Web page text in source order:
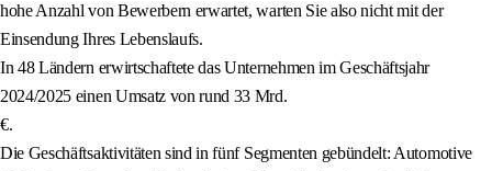
hohe Anzahl von Bewerbern erwartet, warten Sie also nicht mit der
Einsendung Ihres Lebenslaufs.
In 48 Ländern erwirtschaftete das Unternehmen im Geschäftsjahr
2024/2025 einen Umsatz von rund 33 Mrd.
€.
Die Geschäftsaktivitäten sind in fünf Segmenten gebündelt: Automotive